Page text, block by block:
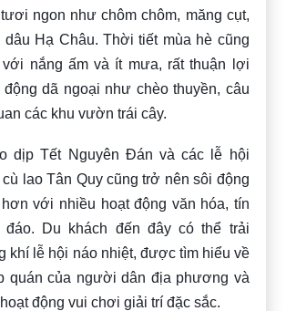
ngon như chôm chôm, măng cụt,
dâu Hạ Châu. Thời tiết mùa hè cũng
với nắng ấm và ít mưa, rất thuận lợi
động dã ngoại như chèo thuyền, câu
các khu vườn trái cây.
dịp Tết Nguyên Đán và các lễ hội
lao Tân Quy cũng trở nên sôi động
với nhiều hoạt động văn hóa, tín
đáo. Du khách đến đây có thể trải
khí lễ hội náo nhiệt, được tìm hiểu về
quán của người dân địa phương và
động vui chơi giải trí đặc sắc.